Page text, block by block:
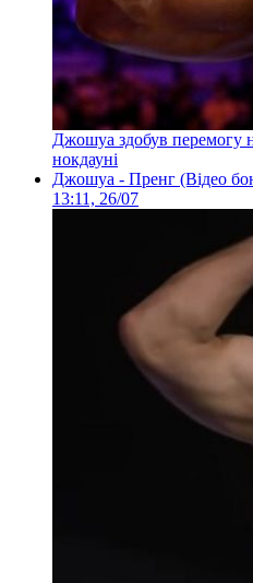
Джошуа здобув перемогу
нокдауні
Джошуа - Пренг (Відео
13:11, 26/07